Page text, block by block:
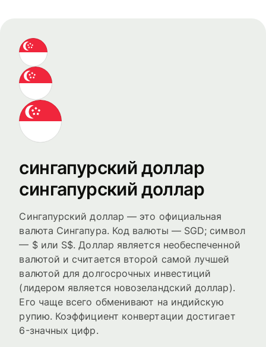
сингапурский доллар
сингапурский доллар
Сингапурский доллар — это официальная
валюта Сингапура. Код валюты — SGD; символ
— $ или S$. Доллар является необеспеченной
валютой и считается второй самой лучшей
валютой для долгосрочных инвестиций
(лидером является новозеландский доллар).
Его чаще всего обменивают на индийскую
рупию. Коэффициент конвертации достигает
6-значных цифр.